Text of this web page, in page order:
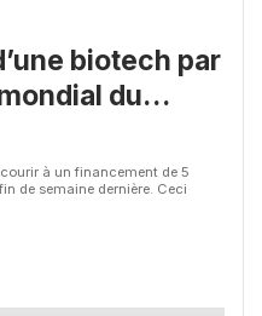
biotech par
du
à un financement de 5
de semaine dernière. Ceci